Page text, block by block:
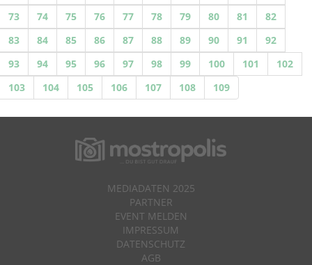
73
74 75 76 77 78 79 80 81
82
83
84 85 86 87 88 89 90 91
92
93
94 95 96 97 98 99 100 101
102
103
104 105 106 107 108 109
MEDIADATEN 2025
PARTNER
EVENT MELDEN
IMPRESSUM
DATENSCHUTZ
AGB